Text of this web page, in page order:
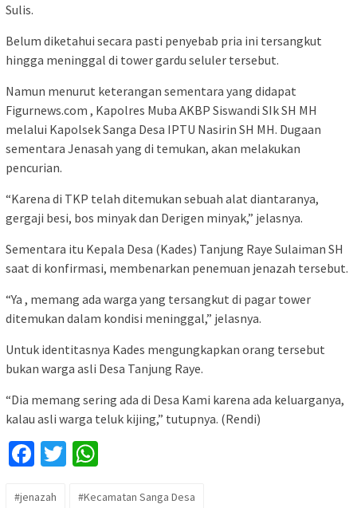
Sulis.
Belum diketahui secara pasti penyebab pria ini tersangkut
hingga meninggal di tower gardu seluler tersebut.
Namun menurut keterangan sementara yang didapat
Figurnews.com , Kapolres Muba AKBP Siswandi SIk SH MH
melalui Kapolsek Sanga Desa IPTU Nasirin SH MH. Dugaan
sementara Jenasah yang di temukan, akan melakukan
pencurian.
“Karena di TKP telah ditemukan sebuah alat diantaranya,
gergaji besi, bos minyak dan Derigen minyak,” jelasnya.
Sementara itu Kepala Desa (Kades) Tanjung Raye Sulaiman SH
saat di konfirmasi, membenarkan penemuan jenazah tersebut.
“Ya , memang ada warga yang tersangkut di pagar tower
ditemukan dalam kondisi meninggal,” jelasnya.
Untuk identitasnya Kades mengungkapkan orang tersebut
bukan warga asli Desa Tanjung Raye.
“Dia memang sering ada di Desa Kami karena ada keluarganya,
kalau asli warga teluk kijing,” tutupnya. (Rendi)
Facebook
Twitter
#jenazah
#Kecamatan Sanga Desa